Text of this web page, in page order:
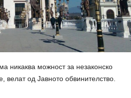
никаква можност за незаконско
велат од Јавното обвинителство.